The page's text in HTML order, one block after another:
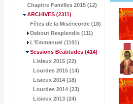
Chapitre Familles 2015 (12)
ARCHIVES (2311)
Fêtes de la Miséricorde (18)
Debout Resplendis (111)
L'Emmanuel (1101)
Sessions Béatitudes (414)
Lisieux 2015 (22)
Lourdes 2015 (14)
Lisieux 2014 (18)
Lourdes 2014 (23)
Lisieux 2013 (24)